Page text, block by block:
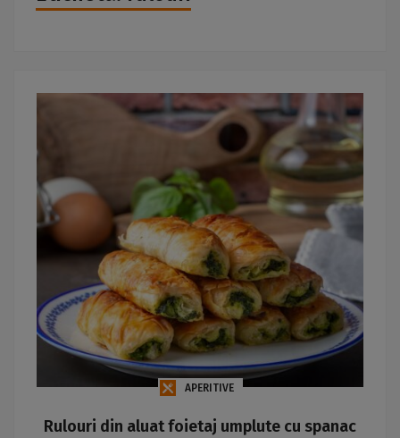
APERITIVE
Rulouri din aluat foietaj umplute cu spanac